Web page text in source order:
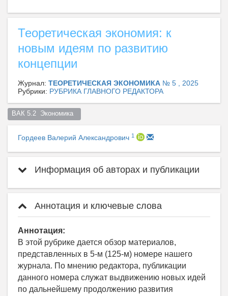
Теоретическая экономия: к
новым идеям по развитию
концепции
Журнал: ТЕОРЕТИЧЕСКАЯ ЭКОНОМИКА № 5 , 2025
Рубрики: РУБРИКА ГЛАВНОГО РЕДАКТОРА
ВАК 5.2  Экономика
Гордеев Валерий Александрович 1
Информация об авторах и публикации
Аннотация и ключевые слова
Аннотация:
В этой рубрике дается обзор материалов,
представленных в 5-м (125-м) номере нашего
журнала. По мнению редактора, публикации
данного номера служат выдвижению новых идей
по дальнейшему продолжению развития